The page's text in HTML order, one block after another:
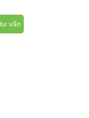
vấn